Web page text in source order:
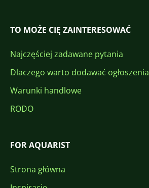
TO MOŻE CIĘ ZAINTERESOWAĆ
Najczęściej zadawane pytania
Dlaczego warto dodawać ogłoszenia
Warunki handlowe
RODO
FOR AQUARIST
Strona główna